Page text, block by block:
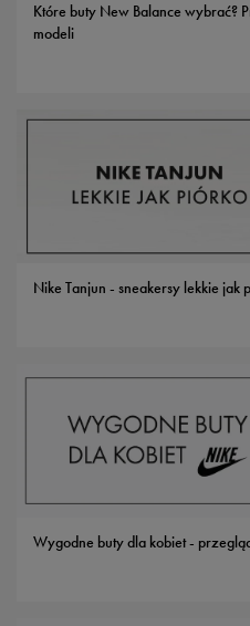
Które buty New Balance wybrać?
modeli
Nike Tanjun - sneakersy lekkie jak
Wygodne buty dla kobiet -